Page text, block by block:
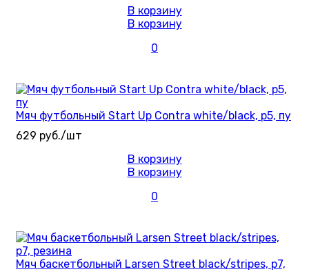
В корзину
В корзину
0
Мяч футбольный Start Up Contra white/black, р5, пу
629 руб./шт
В корзину
В корзину
0
Мяч баскетбольный Larsen Street black/stripes, р7,